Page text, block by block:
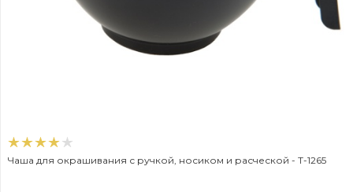
Чаша для окрашивания с ручкой, носиком и расческой - T-1265